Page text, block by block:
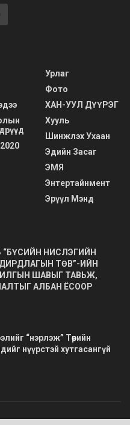
Урлаг
Фото
ХАН-УУЛ ДҮҮРЭГ
Хууль
Шинжлэх Ухаан
Эдийн Засаг
ЭМЯ
Энтертайнмент
Эрүүл Мэнд
НИСЛЭГИЙН
ТӨВ”-ИЙН
ШАВЫГ ТАВЬЖ,
АЛБАН ЁСООР
“нэрлэж” Төрийн
нүүрстэй хутгасангүй